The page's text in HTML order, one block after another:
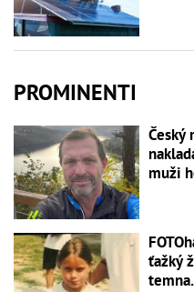
PROMINENTI
Český
muži
ťažký